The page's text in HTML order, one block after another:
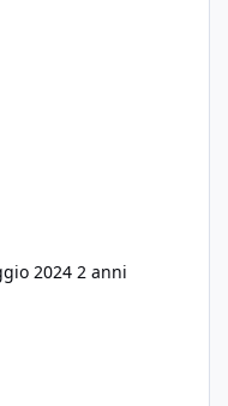
2024 2 anni